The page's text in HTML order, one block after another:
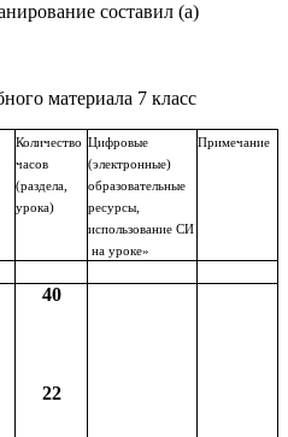
составил (а)
материала 7 класс
Количество
часов
(раздела,
урока)
Цифровые
(электронные)
образовательные
ресурсы,
использование СИ
на уроке»
Примечание
40
22